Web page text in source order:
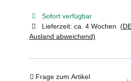
Sofort verfügbar
Lieferzeit: ca. 4 Wochen
Ausland abweichend)
Frage zum Artikel